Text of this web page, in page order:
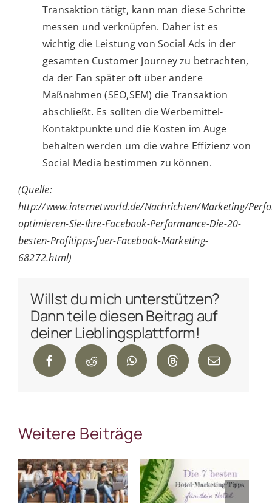
Transaktion tätigt, kann man diese Schritte
messen und verknüpfen. Daher ist es
wichtig die Leistung von Social Ads in der
gesamten Customer Journey zu betrachten,
da der Fan später oft über andere
Maßnahmen (SEO,SEM) die Transaktion
abschließt. Es sollten die Werbemittel-
Kontaktpunkte und die Kosten im Auge
behalten werden um die wahre Effizienz von
Social Media bestimmen zu können.
(Quelle:
http://www.internetworld.de/Nachrichten/Marketing/
optimieren-Sie-Ihre-Facebook-Performance-Die-20-
besten-Profitipps-fuer-Facebook-Marketing-
68272.html)
Willst du mich unterstützen?
Dann teile diesen Beitrag auf
deiner Lieblingsplattform!
Weitere Beiträge